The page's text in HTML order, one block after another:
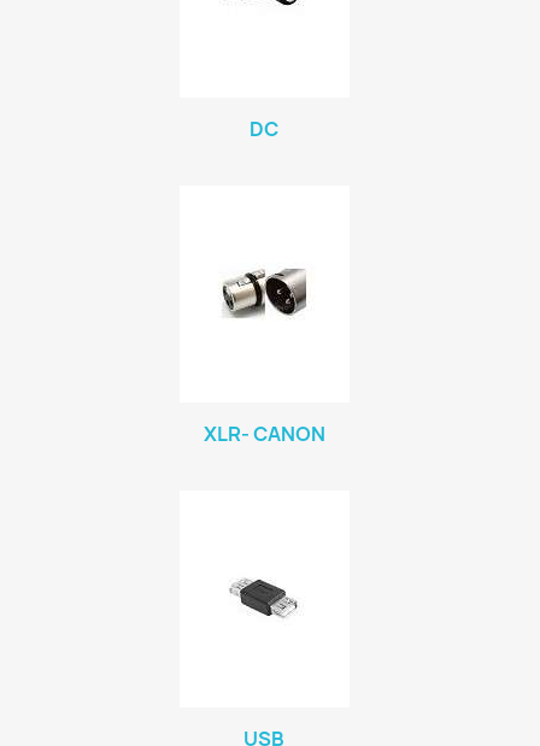
DC
XLR- CANON
USB